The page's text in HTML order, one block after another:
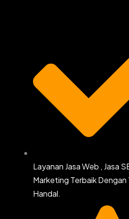
Layanan Jasa Web , Jasa
Marketing Terbaik
Handal.